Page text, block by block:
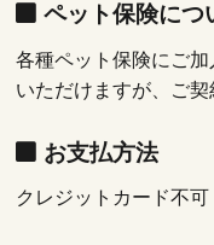
ペット保険につ
各種ペット保険にご
いただけますが、ご契
お支払方法
クレジットカード不可